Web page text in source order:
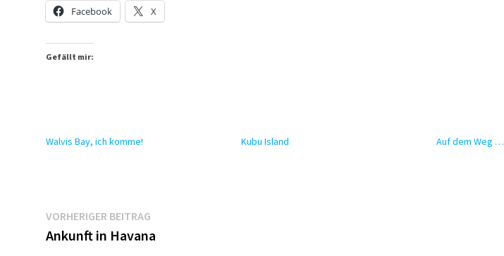
Facebook X
Gefällt mir:
Walvis Bay, ich komme! Kubu Island Auf dem Weg …
VORHERIGER BEITRAG
Ankunft in Havana